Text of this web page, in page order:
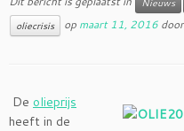
Nieuws
oliecrisis op maart 11, 2016 door
De olieprijs
heeft in de